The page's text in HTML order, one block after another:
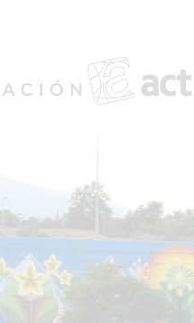
Instagram
Linked InYoutube